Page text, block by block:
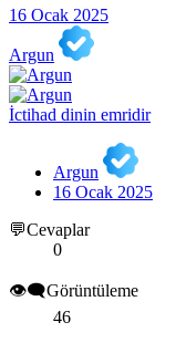
16 Ocak 2025
Argun
İctihad dinin emridir
Argun
16 Ocak 2025
💬Cevaplar
0
👁️‍🗨️Görüntüleme
46